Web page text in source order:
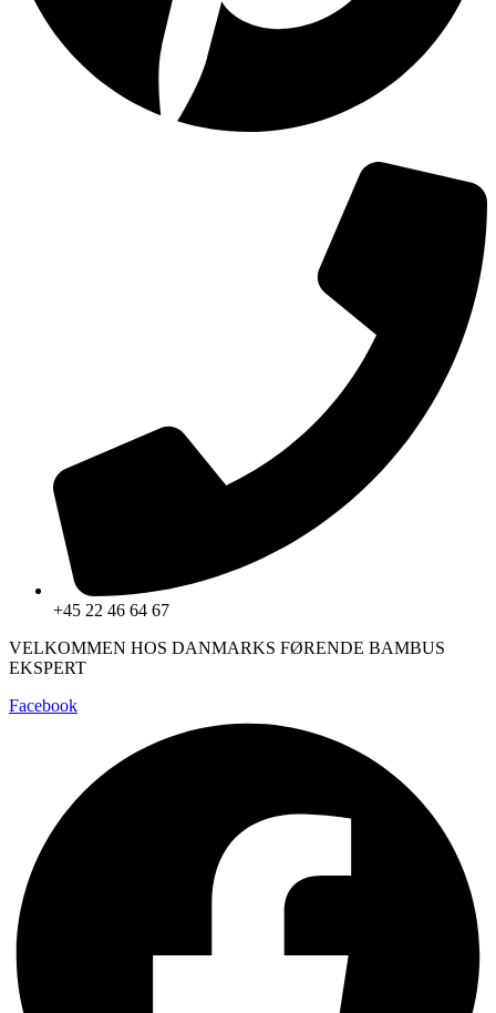
+45 22 46 64 67
VELKOMMEN HOS DANMARKS FØRENDE BAMBUS
EKSPERT
Facebook